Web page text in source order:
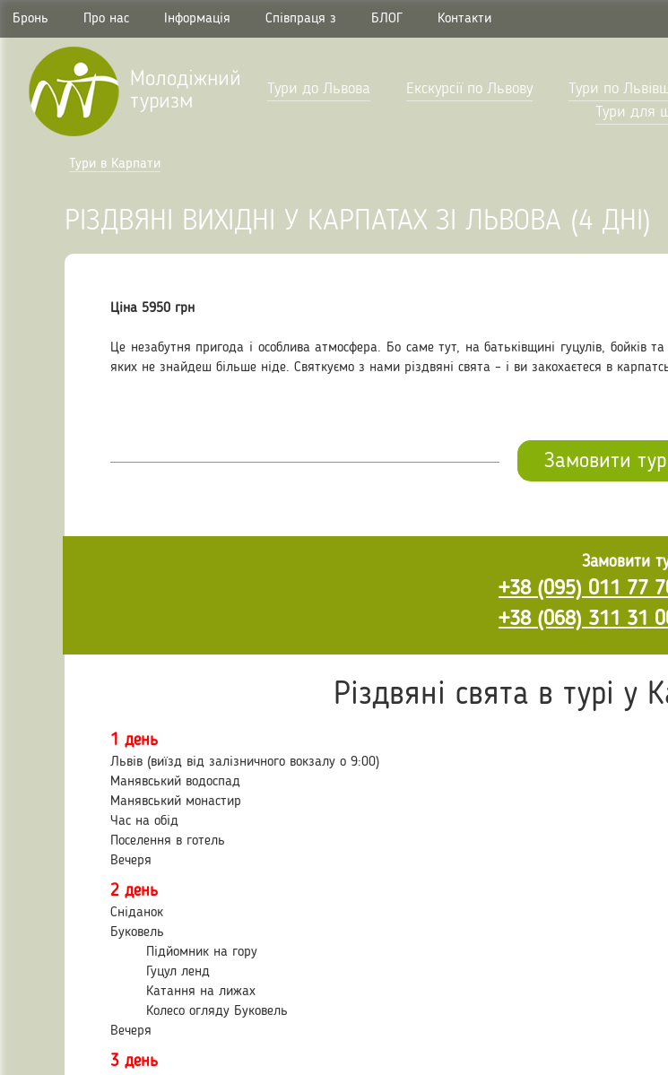
Бронь Про нас Інформація Співпраця з БЛОГ Контакти
Молодіжний
туризм
Тури до Львова Екскурсії по Львову Тури по
Тури для
Тури в Карпати
РІЗДВЯНІ ВИХІДНІ У КАРПАТАХ ЗІ ЛЬВОВА (4 ДНІ)
Ціна 5950 грн
Це незабутня пригода і особлива атмосфера. Бо саме тут, на батьківщині гуцулів, бойків
яких не знайдеш більше ніде. Святкуємо з нами різдвяні свята – і ви закохаєтеся в
Замовити тур
Замовити
+38 (095) 011 77
+38 (068) 311 31
Різдвяні свята в турі у
1 день
Львів (виїзд від залізничного вокзалу о 9:00)
Манявський водоспад
Манявський монастир
Час на обід
Поселення в готель
Вечеря
2 день
Сніданок
Буковель
Підйомник на гору
Гуцул ленд
Катання на лижах
Колесо огляду Буковель
Вечеря
3 день